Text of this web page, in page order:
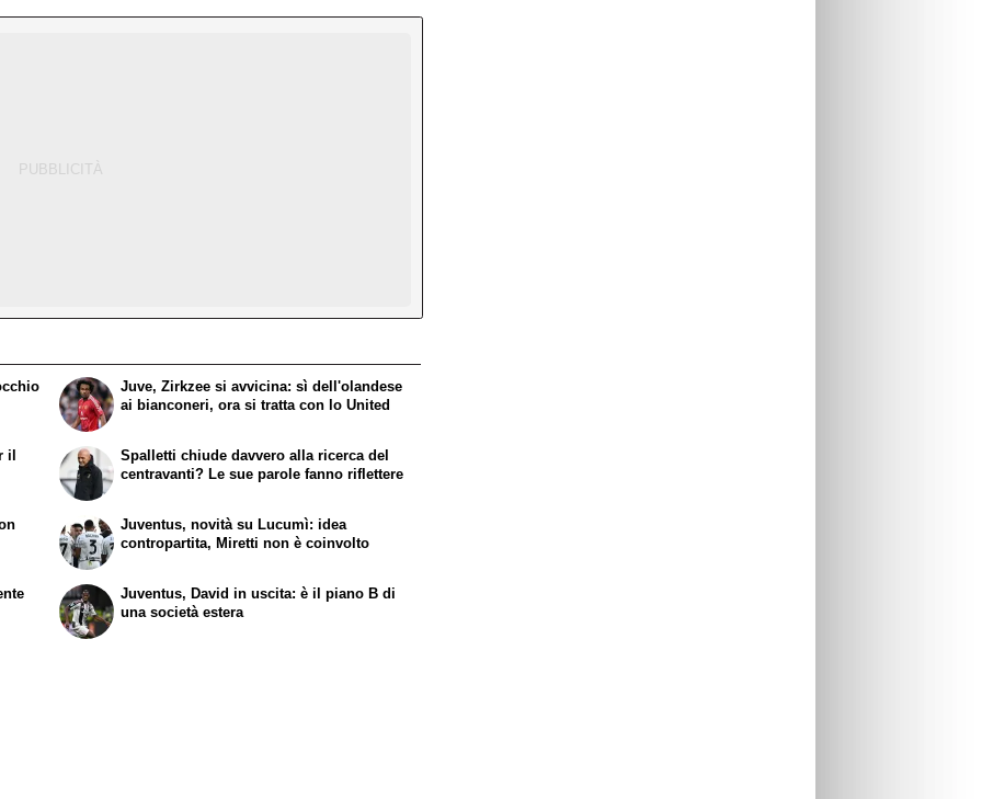
il
Juve, Zirkzee si avvicina: sì dell'olandese
ai bianconeri, ora si tratta con lo United
Spalletti chiude davvero alla ricerca del
centravanti? Le sue parole fanno riflettere
Juventus, novità su Lucumì: idea
contropartita, Miretti non è coinvolto
Juventus, David in uscita: è il piano B di
una società estera